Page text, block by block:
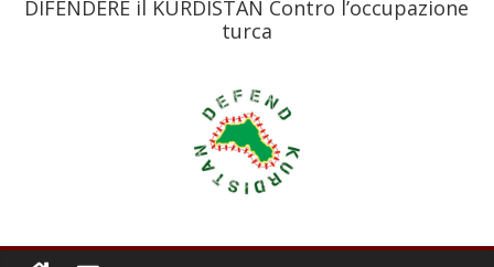
DIFENDERE il KURDISTAN Contro l’occupazione
turca